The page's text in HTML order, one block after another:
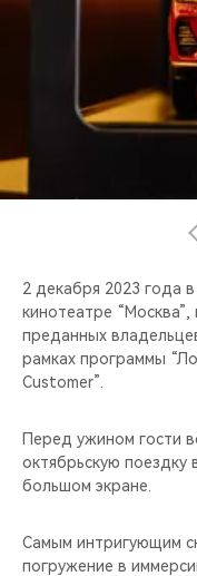
НАШИ МЕРОПРИЯТИЯ
2 декабря 2023 года
кинотеатре
преданных
рамках программы
Customer”.
Перед ужином гости
октябрьскую
большом экране.
Самым интригующим
погружение в